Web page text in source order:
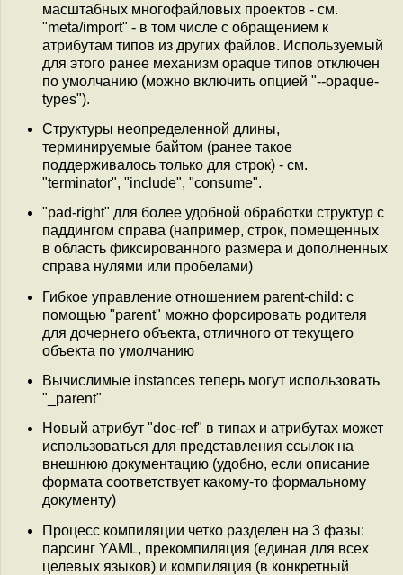
масштабных многофайловых проектов - см.
"meta/import" - в том числе с обращением к
атрибутам типов из других файлов. Используемый
для этого ранее механизм opaque типов отключен
по умолчанию (можно включить опцией "--opaque-
types").
Структуры неопределенной длины,
терминируемые байтом (ранее такое
поддерживалось только для строк) - см.
"terminator", "include", "consume".
"pad-right" для более удобной обработки структур с
паддингом справа (например, строк, помещенных
в область фиксированного размера и дополненных
справа нулями или пробелами)
Гибкое управление отношением parent-child: с
помощью "parent" можно форсировать родителя
для дочернего объекта, отличного от текущего
объекта по умолчанию
Вычислимые instances теперь могут использовать
"_parent"
Новый атрибут "doc-ref" в типах и атрибутах может
использоваться для представления ссылок на
внешнюю документацию (удобно, если описание
формата соответствует какому-то формальному
документу)
Процесс компиляции четко разделен на 3 фазы:
парсинг YAML, прекомпиляция (единая для всех
целевых языков) и компиляция (в конкретный